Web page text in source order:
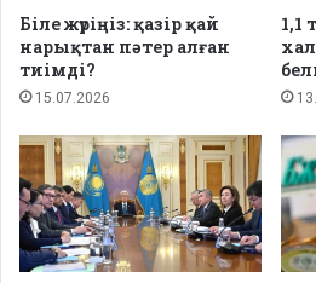
Біле жүріңіз: қазір қай
нарықтан пәтер алған
тиімді?
15.07.2026
1,1